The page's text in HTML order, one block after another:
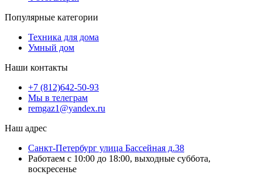
Популярные категории
Техника для дома
Умный дом
Наши контакты
+7 (812)642-50-93
Мы в телеграм
remgaz1@yandex.ru
Наш адрес
Санкт-Петербург улица Бассейная д.38
Работаем с 10:00 до 18:00, выходные суббота,
воскресенье